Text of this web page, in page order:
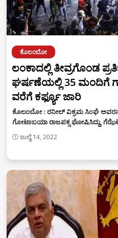
ಕೊಲಂಬೋ
ಲಂಕಾದಲ್ಲಿ ತೀವ್ರಗೊಂಡ
ಘರ್ಷಣೆಯಲ್ಲಿ 35 ಮಂದಿಗೆ
ವರೆಗೆ ಕರ್ಫ್ಯೂ ಜಾರಿ
ಕೊಲಂಬೋ : ರನೀಲ್ ವಿಕ್ರಮ ಸಿಂಘೆ ಅವರನ್ನು
ಗೋಟಾಬಯಾ ರಾಜಪಕ್ಸ ಘೋಷಿಸಿದ್ದು,
ಜುಲೈ 14, 2022